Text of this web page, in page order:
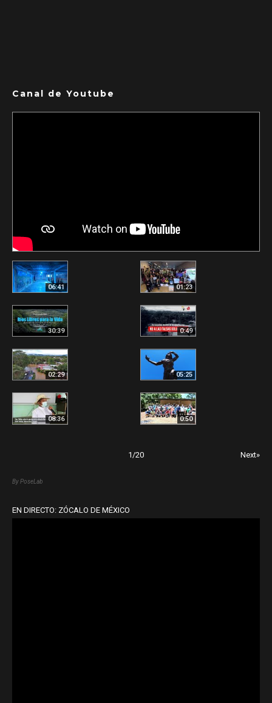
Canal de Youtube
06:41 01:23
30:39 0:49
02:29 05:25
08:36 0:50
1 /20 Next»
By PoseLab
EN DIRECTO: ZÓCALO DE MÉXICO